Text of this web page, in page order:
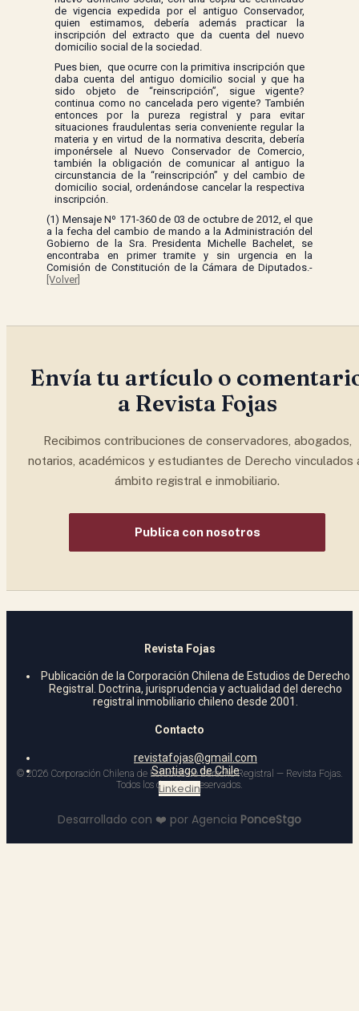
de vigencia expedida por el antiguo Conservador,
quien estimamos, debería además practicar la
inscripción del extracto que da cuenta del nuevo
domicilio social de la sociedad.
Pues bien, que ocurre con la primitiva inscripción que
daba cuenta del antiguo domicilio social y que ha
sido objeto de “reinscripción”, sigue vigente?
continua como no cancelada pero vigente? También
entonces por la pureza registral y para evitar
situaciones fraudulentas seria conveniente regular la
materia y en virtud de la normativa descrita, debería
imponérsele al Nuevo Conservador de Comercio,
también la obligación de comunicar al antiguo la
circunstancia de la “reinscripción” y del cambio de
domicilio social, ordenándose cancelar la respectiva
inscripción.
(1) Mensaje Nº 171-360 de 03 de octubre de 2012, el que
a la fecha del cambio de mando a la Administración del
Gobierno de la Sra. Presidenta Michelle Bachelet, se
encontraba en primer tramite y sin urgencia en la
Comisión de Constitución de la Cámara de Diputados.-
[Volver]
Envía tu artículo o
a Revista Fojas
Recibimos contribuciones de conservadores, abogados,
notarios, académicos y estudiantes de Derecho vinculados
ámbito registral e inmobiliario.
Publica con nosotros
Revista Fojas
Publicación de la Corporación Chilena de Estudios de Derecho
Registral. Doctrina, jurisprudencia y actualidad del derecho
registral inmobiliario chileno desde 2001.
Contacto
revistafojas@gmail.com
Santiago de Chile
Linkedin
© 2026 Corporación Chilena de Estudios de Derecho Registral — Revista Fojas.
Todos los derechos reservados.
Desarrollado con ❤️ por Agencia PonceStgo